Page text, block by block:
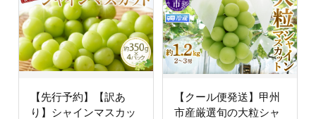
【先行予約】【訳あ
り】シャインマスカッ
【クール便発送】甲州
市産厳選旬の大粒シャ